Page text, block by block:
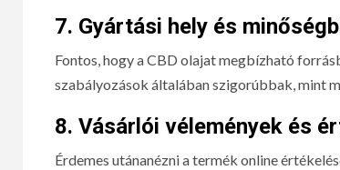
7. Gyártási hely és
Fontos, hogy a CBD olajat megbízható
szabályozások általában szigorúbbak, mint
8. Vásárlói vélemények és
Érdemes utánanézni a termék online